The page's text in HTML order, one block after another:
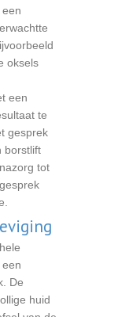
oksels
een
te
gesprek
borstlift
tot
De
huid